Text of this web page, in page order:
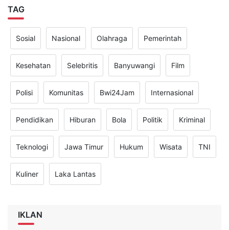
TAG
Sosial Nasional Olahraga Pemerintah
Kesehatan Selebritis Banyuwangi Film
Polisi Komunitas Bwi24Jam Internasional
Pendidikan Hiburan Bola Politik Kriminal
Teknologi Jawa Timur Hukum Wisata TNI
Kuliner Laka Lantas
IKLAN